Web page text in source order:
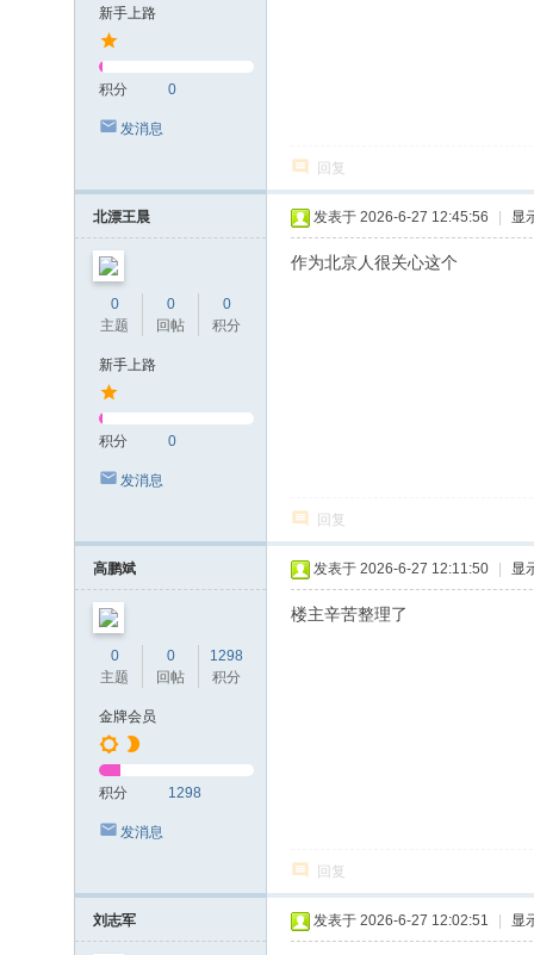
新手上路
积分 0
发消息
回复
北漂王晨
0
主题
0
回帖
0
积分
新手上路
积分 0
发消息
发表于 2026-6-27 12:45:56 显
作为北京人很关心这个
回复
高鹏斌
0
主题
0
回帖
1298
积分
金牌会员
积分 1298
发消息
发表于 2026-6-27 12:11:50 显
楼主辛苦整理了
回复
刘志军 发表于 2026-6-27 12:02:51 显